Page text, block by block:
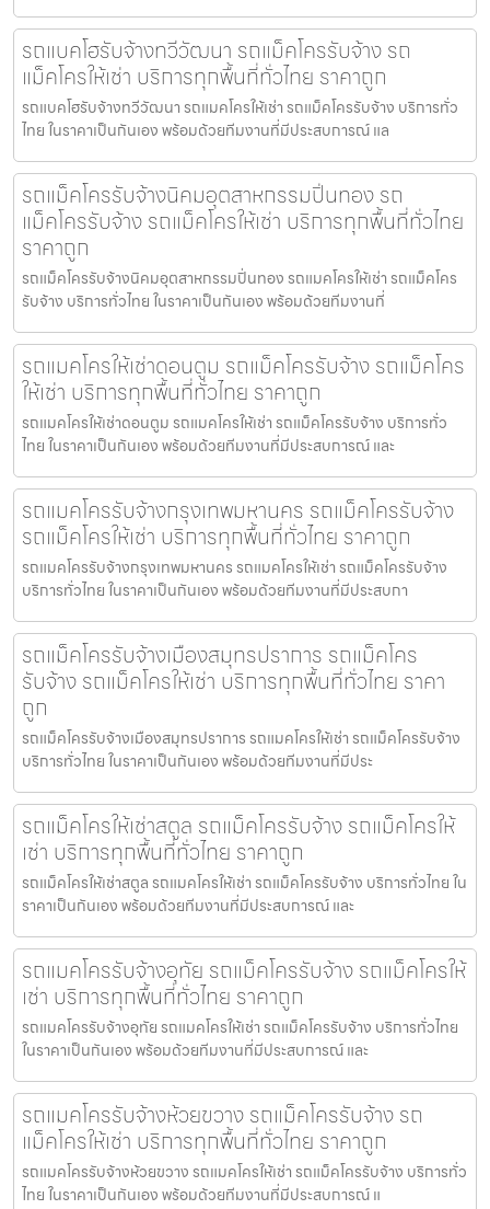
รถแบคโฮรับจ้างทวีวัฒนา รถแม็คโครรับจ้าง รถ
แม็คโครให้เช่า บริการทุกพื้นที่ทั่วไทย ราคาถูก
รถแบคโฮรับจ้างทวีวัฒนา รถแมคโครให้เช่า รถแม็คโครรับจ้าง บริการทั่ว
ไทย ในราคาเป็นกันเอง พร้อมด้วยทีมงานที่มีประสบการณ์ แล
รถแม็คโครรับจ้างนิคมอุตสาหกรรมปิ่นทอง รถ
แม็คโครรับจ้าง รถแม็คโครให้เช่า บริการทุกพื้นที่ทั่วไทย
ราคาถูก
รถแม็คโครรับจ้างนิคมอุตสาหกรรมปิ่นทอง รถแมคโครให้เช่า รถแม็คโคร
รับจ้าง บริการทั่วไทย ในราคาเป็นกันเอง พร้อมด้วยทีมงานที่
รถแมคโครให้เช่าดอนตูม รถแม็คโครรับจ้าง รถแม็คโคร
ให้เช่า บริการทุกพื้นที่ทั่วไทย ราคาถูก
รถแมคโครให้เช่าดอนตูม รถแมคโครให้เช่า รถแม็คโครรับจ้าง บริการทั่ว
ไทย ในราคาเป็นกันเอง พร้อมด้วยทีมงานที่มีประสบการณ์ และ
รถแมคโครรับจ้างกรุงเทพมหานคร รถแม็คโครรับจ้าง
รถแม็คโครให้เช่า บริการทุกพื้นที่ทั่วไทย ราคาถูก
รถแมคโครรับจ้างกรุงเทพมหานคร รถแมคโครให้เช่า รถแม็คโครรับจ้าง
บริการทั่วไทย ในราคาเป็นกันเอง พร้อมด้วยทีมงานที่มีประสบกา
รถแม็คโครรับจ้างเมืองสมุทรปราการ รถแม็คโคร
รับจ้าง รถแม็คโครให้เช่า บริการทุกพื้นที่ทั่วไทย ราคา
ถูก
รถแม็คโครรับจ้างเมืองสมุทรปราการ รถแมคโครให้เช่า รถแม็คโครรับจ้าง
บริการทั่วไทย ในราคาเป็นกันเอง พร้อมด้วยทีมงานที่มีประ
รถแม็คโครให้เช่าสตูล รถแม็คโครรับจ้าง รถแม็คโครให้
เช่า บริการทุกพื้นที่ทั่วไทย ราคาถูก
รถแม็คโครให้เช่าสตูล รถแมคโครให้เช่า รถแม็คโครรับจ้าง บริการทั่วไทย ใน
ราคาเป็นกันเอง พร้อมด้วยทีมงานที่มีประสบการณ์ และ
รถแมคโครรับจ้างอุทัย รถแม็คโครรับจ้าง รถแม็คโครให้
เช่า บริการทุกพื้นที่ทั่วไทย ราคาถูก
รถแมคโครรับจ้างอุทัย รถแมคโครให้เช่า รถแม็คโครรับจ้าง บริการทั่วไทย
ในราคาเป็นกันเอง พร้อมด้วยทีมงานที่มีประสบการณ์ และ
รถแมคโครรับจ้างห้วยขวาง รถแม็คโครรับจ้าง รถ
แม็คโครให้เช่า บริการทุกพื้นที่ทั่วไทย ราคาถูก
รถแมคโครรับจ้างห้วยขวาง รถแมคโครให้เช่า รถแม็คโครรับจ้าง บริการทั่ว
ไทย ในราคาเป็นกันเอง พร้อมด้วยทีมงานที่มีประสบการณ์ แ